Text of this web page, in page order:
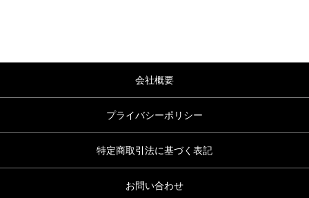
会社概要
プライバシーポリシー
特定商取引法に基づく表記
お問い合わせ